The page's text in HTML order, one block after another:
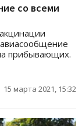
со всеми
прибывающих.
15 марта 2021, 15:32